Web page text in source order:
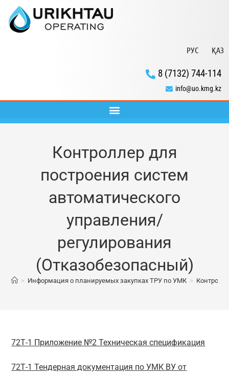
РУС ҚАЗ
8 (7132) 744-114
info@uo.kmg.kz
Контроллер для
построения систем
автоматического
управления/
регулирования
(Отказобезопасный)
> Информация о планируемых закупках ТРУ по УМК >
72Т-1 Приложение №2 Техническая спецификация
72Т-1 Тендерная документация по УМК ВУ от